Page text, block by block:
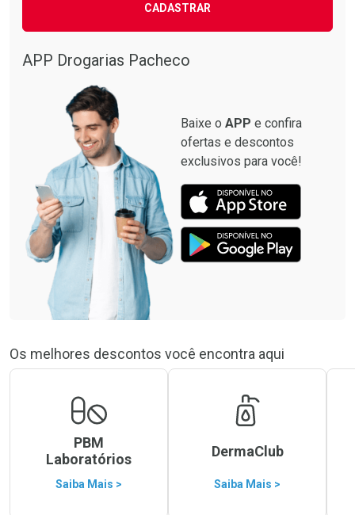
CADASTRAR
APP Drogarias Pacheco
Baixe o APP e confira
ofertas e descontos
exclusivos para você!
Os melhores descontos você encontra aqui
PBM
Laboratórios
Saiba Mais >
DermaClub
Saiba Mais >